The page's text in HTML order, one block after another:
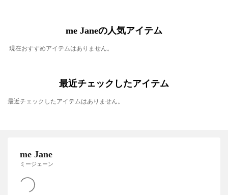
me Janeの人気アイテム
現在おすすめアイテムはありません。
最近チェックしたアイテム
最近チェックしたアイテムはありません。
me Jane
ミージェーン